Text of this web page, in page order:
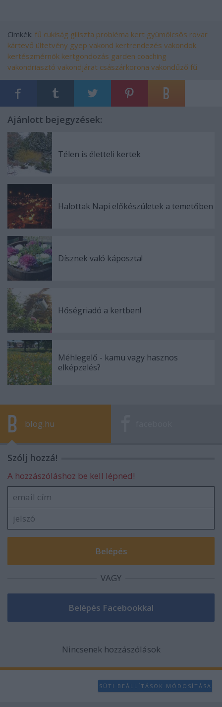
Címkék: fű cukiság giliszta probléma kert gyümölcsös rovar
kártevő ültetvény gyep vakond kertrendezés vakondok
kertészmérnök kertgondozás garden coaching
vakondriasztó vakondjárat császárkorona vakondűző fű
Ajánlott bejegyzések:
Télen is életteli kertek
Halottak Napi előkészületek a temetőben
Dísznek való káposzta!
Hőségriadó a kertben!
Méhlegelő - kamu vagy hasznos
elképzelés?
blog.hu
Szólj hozzá!
A hozzászóláshoz be kell lépned!
VAGY
Nincsenek hozzászólások
SÜTI BEÁLLÍTÁSOK MÓDOSÍTÁSA